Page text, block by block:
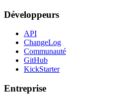
Développeurs
API
ChangeLog
Communauté
GitHub
KickStarter
Entreprise